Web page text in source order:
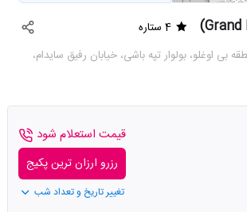
4 ستاره
بی اوغلو، بولوار تپه باشی، خیابان رفیق سایدام،
قیمت استعلام شود
رزرو ارزان ترین پکیج
تغییر تاریخ و تعداد شب